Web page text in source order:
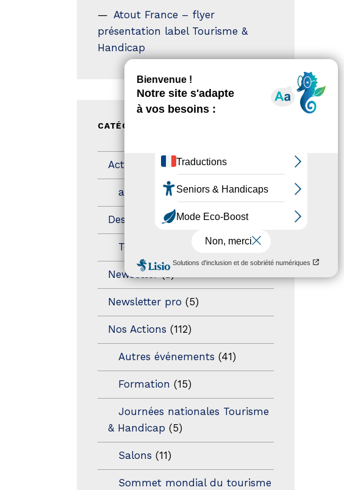
Atout France – flyer
présentation label Tourisme &
Handicap
CATÉGORIES
Actualités (200)
actualités(21)
Destination Pour Tous(2)
Territoires labellisés(2)
Newsetter(6)
Newsletter pro (5)
Nos Actions (112)
Autres événements (41)
Formation (15)
Journées nationales Tourisme
& Handicap (5)
Salons (11)
Sommet mondial du tourisme